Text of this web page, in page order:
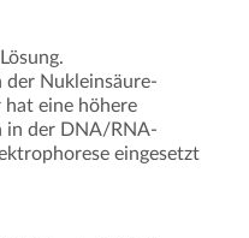
Nukleinsäure-
eine höhere
in der DNA/RNA-
eingesetzt